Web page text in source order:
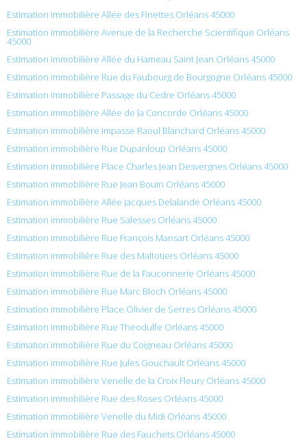
Estimation immobilière Allée des Finettes Orléans 45000
Estimation immobilière Avenue de la Recherche Scientifique Orléans
45000
Estimation immobilière Allée du Hameau Saint Jean Orléans 45000
Estimation immobilière Rue du Faubourg de Bourgogne Orléans 45000
Estimation immobilière Passage du Cedre Orléans 45000
Estimation immobilière Allée de la Concorde Orléans 45000
Estimation immobilière Impasse Raoul Blanchard Orléans 45000
Estimation immobilière Rue Dupanloup Orléans 45000
Estimation immobilière Place Charles Jean Desvergnes Orléans 45000
Estimation immobilière Rue Jean Bouin Orléans 45000
Estimation immobilière Allée Jacques Delalande Orléans 45000
Estimation immobilière Rue Salesses Orléans 45000
Estimation immobilière Rue François Mansart Orléans 45000
Estimation immobilière Rue des Maltotiers Orléans 45000
Estimation immobilière Rue de la Fauconnerie Orléans 45000
Estimation immobilière Rue Marc Bloch Orléans 45000
Estimation immobilière Place Olivier de Serres Orléans 45000
Estimation immobilière Rue Theodulfe Orléans 45000
Estimation immobilière Rue du Coigneau Orléans 45000
Estimation immobilière Rue Jules Gouchault Orléans 45000
Estimation immobilière Venelle de la Croix Fleury Orléans 45000
Estimation immobilière Rue des Roses Orléans 45000
Estimation immobilière Venelle du Midi Orléans 45000
Estimation immobilière Rue des Fauchets Orléans 45000